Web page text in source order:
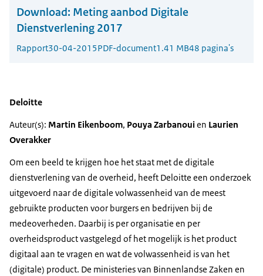
Download: Meting aanbod Digitale
Dienstverlening 2017
Rapport30-04-2015PDF-document1.41 MB48 pagina's
Deloitte
Auteur(s): Martin Eikenboom, Pouya Zarbanouien Laurien
Overakker
Om een beeld te krijgen hoe het staat met de digitale
dienstverlening van de overheid, heeft Deloitte een onderzoek
uitgevoerd naar de digitale volwassenheid van de meest
gebruikte producten voor burgers en bedrijven bij de
medeoverheden. Daarbij is per organisatie en per
overheidsproduct vastgelegd of het mogelijk is het product
digitaal aan te vragen en wat de volwassenheid is van het
(digitale) product. De ministeries van Binnenlandse Zaken en